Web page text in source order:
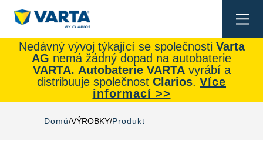
Nedávný vývoj týkající se společnosti Varta
AG nemá žádný dopad na autobaterie
VARTA. Autobaterie VARTAvyrábí a
distribuuje společnost Clarios. Více
informací >>
Domů VÝROBKY Produkt